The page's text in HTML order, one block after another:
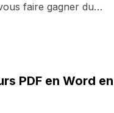
faire gagner du
...
PDF en Word en